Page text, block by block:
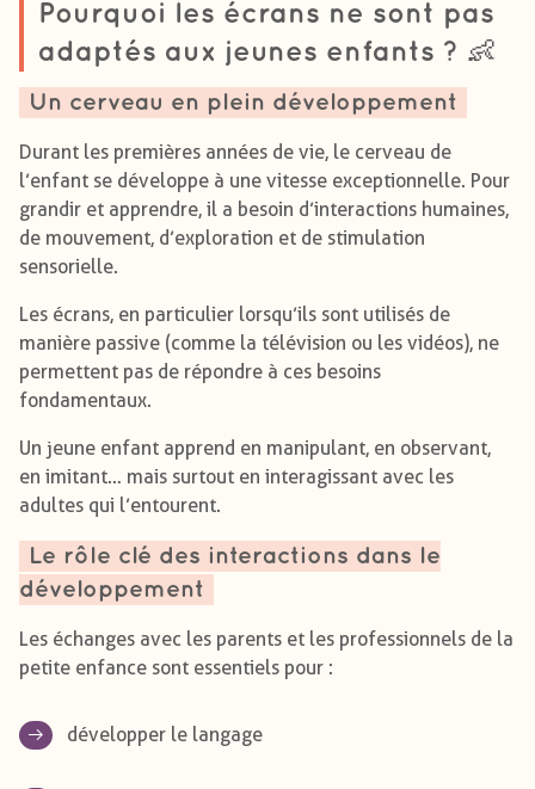
Pourquoi les écrans ne sont pas
adaptés aux jeunes enfants ? 👶
Un cerveau en plein développement
Durant les premières années de vie, le cerveau de
l’enfant se développe à une vitesse exceptionnelle. Pour
grandir et apprendre, il a besoin d’interactions humaines,
de mouvement, d’exploration et de stimulation
sensorielle.
Les écrans, en particulier lorsqu’ils sont utilisés de
manière passive (comme la télévision ou les vidéos), ne
permettent pas de répondre à ces besoins
fondamentaux.
Un jeune enfant apprend en manipulant, en observant,
en imitant… mais surtout en interagissant avec les
adultes qui l’entourent.
Le rôle clé des interactions dans le
développement
Les échanges avec les parents et les professionnels de la
petite enfance sont essentiels pour :
développer le langage